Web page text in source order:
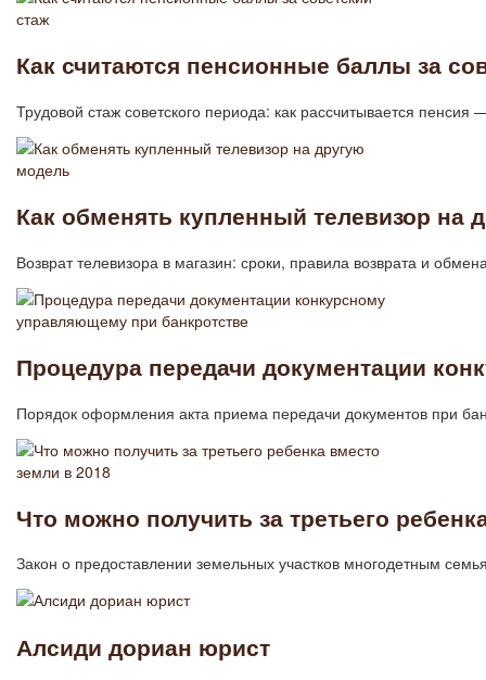
Как считаются пенсионные баллы за
Трудовой стаж советского периода: как рассчитывается
Как обменять купленный телевизор на
Возврат телевизора в магазин: сроки, правила возврата и
Процедура передачи документации
Порядок оформления акта приема передачи документов при
Что можно получить за третьего
Закон о предоставлении земельных участков многодетным
Алсиди дориан юрист